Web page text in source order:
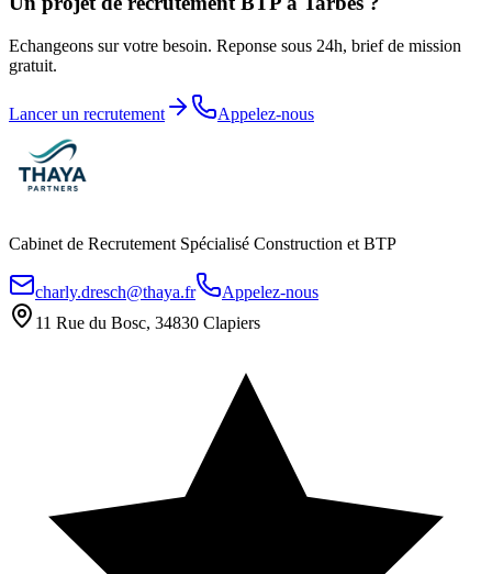
Echangeons sur votre besoin. Reponse sous 24h, brief de mission
gratuit.
Lancer un recrutement Appelez-nous
Cabinet de Recrutement Spécialisé Construction et BTP
charly.dresch@thaya.fr
Appelez-nous
11 Rue du Bosc, 34830 Clapiers